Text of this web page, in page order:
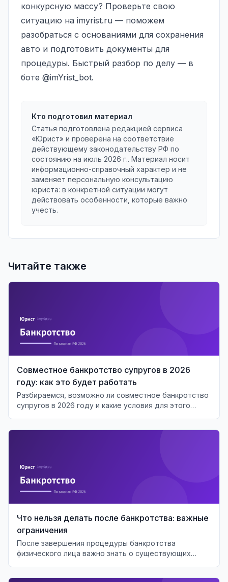
конкурсную массу? Проверьте свою
ситуацию на imyrist.ru — поможем
разобраться с основаниями для сохранения
авто и подготовить документы для
процедуры. Быстрый разбор по делу — в
боте @imYrist_bot.
Кто подготовил материал
Статья подготовлена редакцией сервиса
«Юрист» и проверена на соответствие
действующему законодательству РФ по
состоянию на июль 2026 г.. Материал носит
информационно-справочный характер и не
заменяет персональную консультацию
юриста: в конкретной ситуации могут
действовать особенности, которые важно
учесть.
Читайте также
Совместное банкротство супругов в 2026
году: как это будет работать
Разбираемся, возможно ли совместное банкротство
супругов в 2026 году и какие условия для этого
Что нельзя делать после банкротства: важные
ограничения
После завершения процедуры банкротства
физического лица важно знать о существующих